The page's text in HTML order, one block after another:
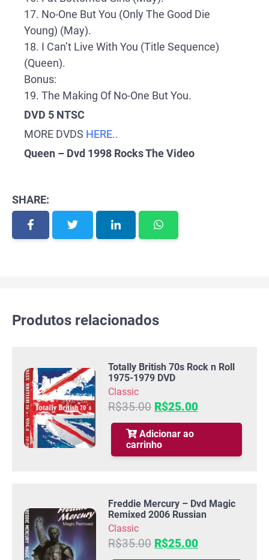
17. No-One But You (Only The Good Die
Young) (May).
18. I Can’t Live With You (Title Sequence)
(Queen).
Bonus:
19. The Making Of No-One But You.
DVD 5 NTSC
MORE DVDS HERE..
Queen – Dvd 1998 Rocks The Video
SHARE:
Produtos relacionados
Totally British 70s Rock n Roll
1975-1979 DVD
Classic
R$35.00 O
preço
original
era:
R$35.00.
R$25.00O
preço
R$25.00.
Adicionar ao
carrinho
Freddie Mercury – Dvd Magic
Remixed 2006 Russian
Classic
R$35.00 O
preço
R$25.00O
preço